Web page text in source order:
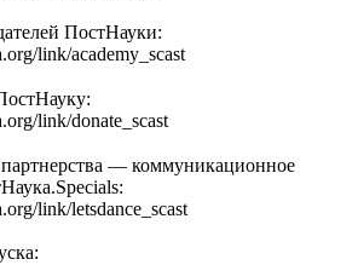
ПостНауки:
link/academy_scast
link/donate_scast
— коммуникационное
link/letsdance_scast